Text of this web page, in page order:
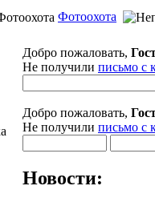
Фотоохота
Добро пожаловать,
Не получили письмо с
Добро пожаловать,
Не получили письмо с
Новости: